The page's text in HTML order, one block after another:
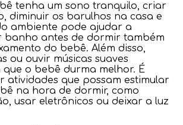
tenha um sono tranquilo, criar
diminuir os barulhos na casa e
ambiente pode ajudar a
banho antes de dormir também
do bebê. Além disso,
ou ouvir músicas suaves
o bebê durma melhor. É
atividades que possam estimular
na hora de dormir, como
usar eletrônicos ou deixar a luz